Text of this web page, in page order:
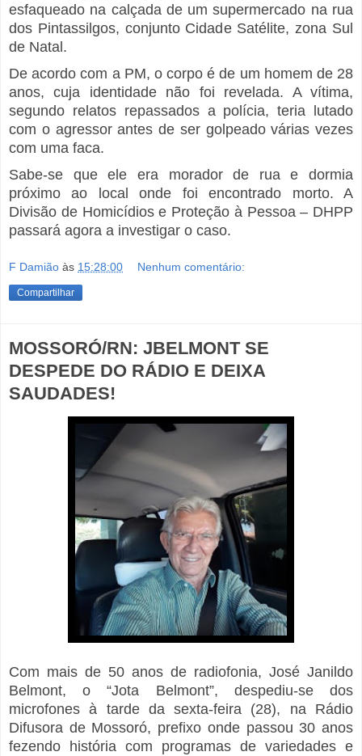
esfaqueado na calçada de um supermercado na rua
dos Pintassilgos, conjunto Cidade Satélite, zona Sul
de Natal.
De acordo com a PM, o corpo é de um homem de 28
anos, cuja identidade não foi revelada. A vítima,
segundo relatos repassados a polícia, teria lutado
com o agressor antes de ser golpeado várias vezes
com uma faca.
Sabe-se que ele era morador de rua e dormia
próximo ao local onde foi encontrado morto. A
Divisão de Homicídios e Proteção à Pessoa – DHPP
passará agora a investigar o caso.
F Damião às 15:28:00 Nenhum comentário:
Compartilhar
MOSSORÓ/RN: JBELMONT SE
DESPEDE DO RÁDIO E DEIXA
SAUDADES!
Com mais de 50 anos de radiofonia, José Janildo
Belmont, o “Jota Belmont”, despediu-se dos
microfones à tarde da sexta-feira (28), na Rádio
Difusora de Mossoró, prefixo onde passou 30 anos
fezendo história com programas de variedades e